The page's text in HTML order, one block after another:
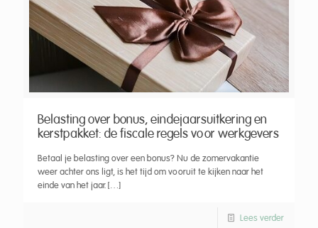
Belasting over bonus, eindejaarsuitkering en
kerstpakket: de fiscale regels voor werkgevers
Betaal je belasting over een bonus? Nu de zomervakantie
weer achter ons ligt, is het tijd om vooruit te kijken naar het
einde van het jaar. […]
Lees verder